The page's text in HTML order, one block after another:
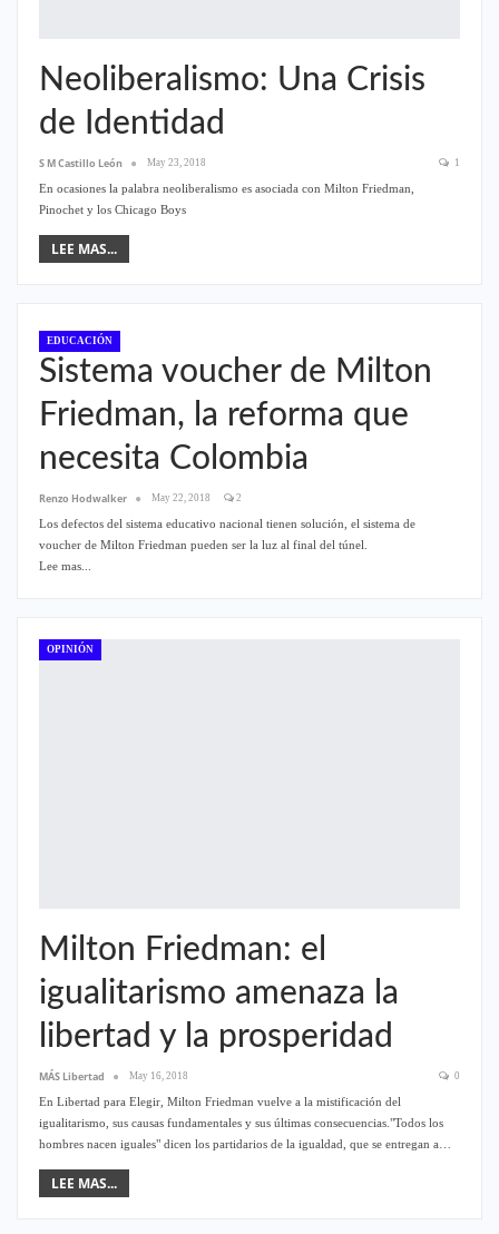
Neoliberalismo: Una Crisis
de Identidad
S M Castillo León May 23, 2018 1
En ocasiones la palabra neoliberalismo es asociada con Milton Friedman,
Pinochet y los Chicago Boys
LEE MAS...
EDUCACIÓN
Sistema voucher de Milton
Friedman, la reforma que
necesita Colombia
Renzo Hodwalker May 22, 2018 2
Los defectos del sistema educativo nacional tienen solución, el sistema de
voucher de Milton Friedman pueden ser la luz al final del túnel.
Lee mas...
OPINIÓN
Milton Friedman: el
igualitarismo amenaza la
libertad y la prosperidad
MÁS Libertad May 16, 2018 0
En Libertad para Elegir, Milton Friedman vuelve a la mistificación del
igualitarismo, sus causas fundamentales y sus últimas consecuencias."Todos los
hombres nacen iguales" dicen los partidarios de la igualdad, que se entregan a…
LEE MAS...